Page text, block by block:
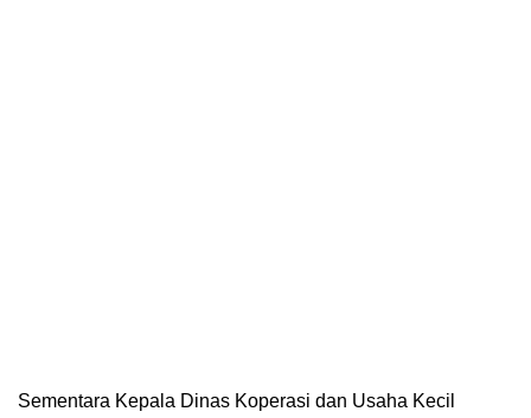
Sementara Kepala Dinas Koperasi dan Usaha Kecil